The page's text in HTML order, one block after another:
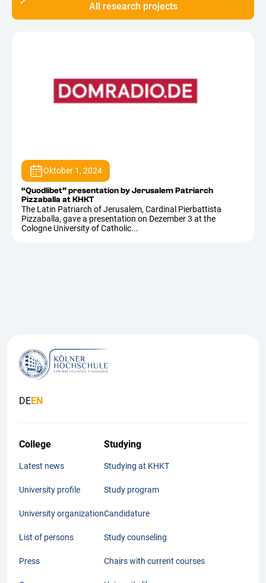
All research projects
Oktober 1, 2024
“Quodlibet” presentation by Jerusalem Patriarch
Pizzaballa at KHKT
The Latin Patriarch of Jerusalem, Cardinal Pierbattista
Pizzaballa, gave a presentation on Dezember 3 at the
Cologne University of Catholic...
DEEN
College
Latest news
University profile
University organization
List of persons
Press
Studying
Studying at KHKT
Study program
Candidature
Study counseling
Chairs with current courses